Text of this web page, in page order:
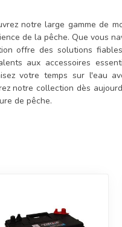
notre large gamme de
de la pêche. Que vous
offre des solutions
aux accessoires
votre temps sur l'eau
notre collection dès
de pêche.